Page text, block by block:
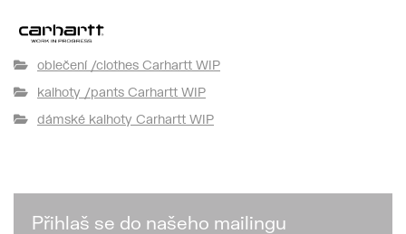
oblečení /clothes Carhartt WIP
kalhoty /pants Carhartt WIP
dámské kalhoty Carhartt WIP
Přihlaš se do našeho mailingu